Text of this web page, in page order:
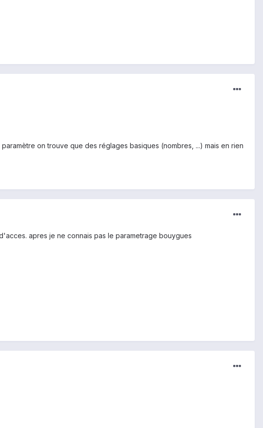
on trouve que des réglages basiques (nombres, ...) mais en rien
apres je ne connais pas le parametrage bouygues